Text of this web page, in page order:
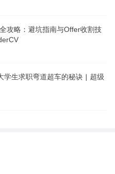
攻略：避坑指南与Offer收割技
学生求职弯道超车的秘诀 | 超级